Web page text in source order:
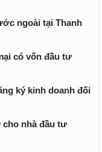
ngoài tại Thanh
có vốn đầu tư
ký kinh doanh đối
nhà đầu tư